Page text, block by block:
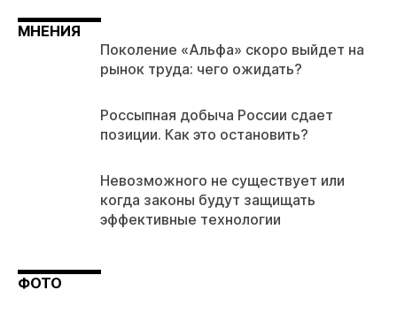
МНЕНИЯ
Поколение «Альфа» скоро выйдет на
рынок труда: чего ожидать?
Россыпная добыча России сдает
позиции. Как это остановить?
Невозможного не существует или
когда законы будут защищать
эффективные технологии
ФОТО